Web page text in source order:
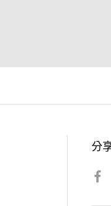
分